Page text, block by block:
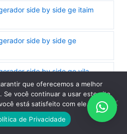
side by side ge itaim
side by side ge
side by side ge vila
ge jabaquara
ge vila nova mazzei
que oferecemos a melhor
Se você continuar a usar este site,
está satisfeito com ele.
de Privacidade